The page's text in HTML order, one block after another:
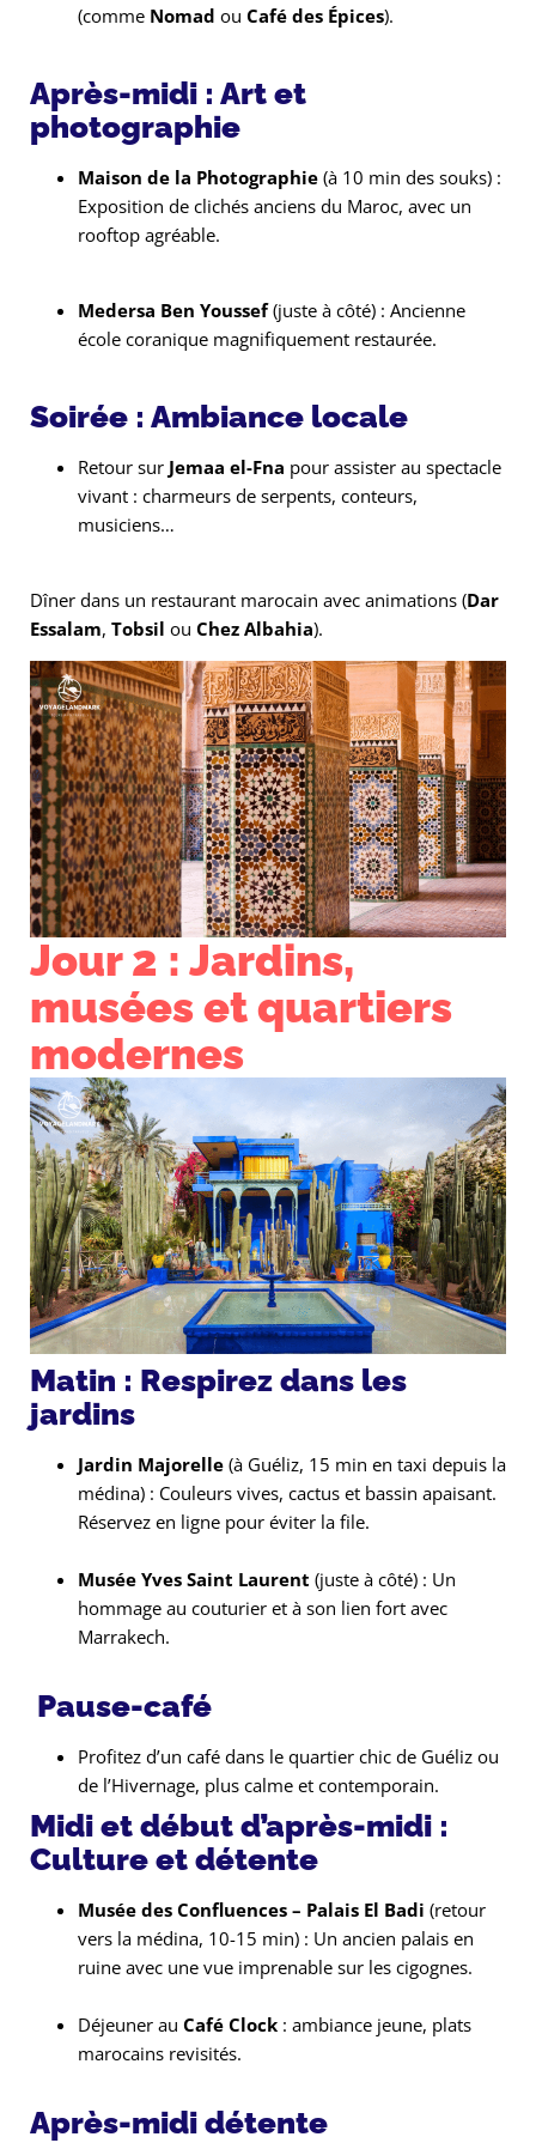
(comme Nomad ou Café des Épices).
Après-midi : Art et
photographie
Maison de la Photographie (à 10 min des souks) :
Exposition de clichés anciens du Maroc, avec un
rooftop agréable.
Medersa Ben Youssef(juste à côté) : Ancienne
école coranique magnifiquement restaurée.
Soirée : Ambiance locale
Retour sur Jemaa el-Fna pour assister au spectacle
vivant : charmeurs de serpents, conteurs,
musiciens…
Dîner dans un restaurant marocain avec animations (Dar
Essalam, Tobsil ou Chez Albahia).
Jour 2 : Jardins,
musées et quartiers
modernes
Matin : Respirez dans les
jardins
Jardin Majorelle (à Guéliz, 15 min en taxi depuis la
médina) : Couleurs vives, cactus et bassin apaisant.
Réservez en ligne pour éviter la file.
Musée Yves Saint Laurent (juste à côté) : Un
hommage au couturier et à son lien fort avec
Marrakech.
Pause-café
Profitez d’un café dans le quartier chic de Guéliz ou
de l’Hivernage, plus calme et contemporain.
Midi et début d’après-midi :
Culture et détente
Musée des Confluences – Palais El Badi (retour
vers la médina, 10-15 min) : Un ancien palais en
ruine avec une vue imprenable sur les cigognes.
Déjeuner au Café Clock : ambiance jeune, plats
marocains revisités.
Après-midi détente